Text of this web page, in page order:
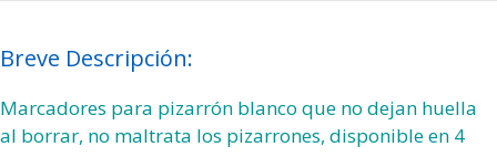
Breve Descripción:
Marcadores para pizarrón blanco que no dejan huella
al borrar, no maltrata los pizarrones, disponible en 4